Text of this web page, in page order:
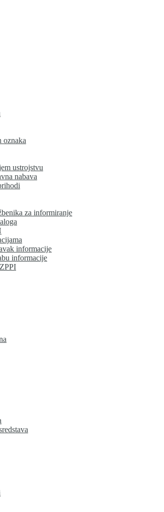
oznaka
ustrojstvu
nabava
za informiranje
informacije
informacije